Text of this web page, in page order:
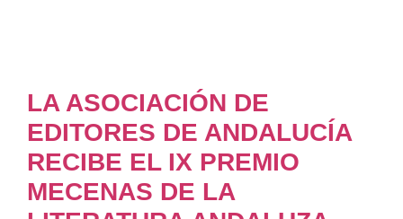
LA ASOCIACIÓN DE
EDITORES DE ANDALUCÍA
RECIBE EL IX PREMIO
MECENAS DE LA